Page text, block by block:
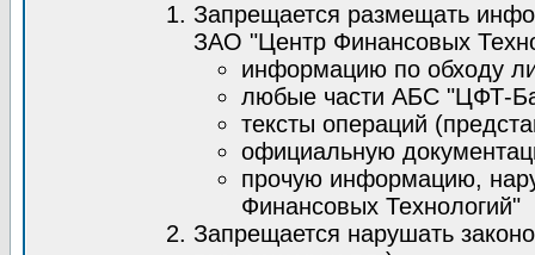
Запрещается размещать
ЗАО "Центр Финансовых
информацию по обходу
любые части АБС "ЦФТ-
тексты операций
официальную
прочую информацию,
Финансовых Технологий"
Запрещается нарушать